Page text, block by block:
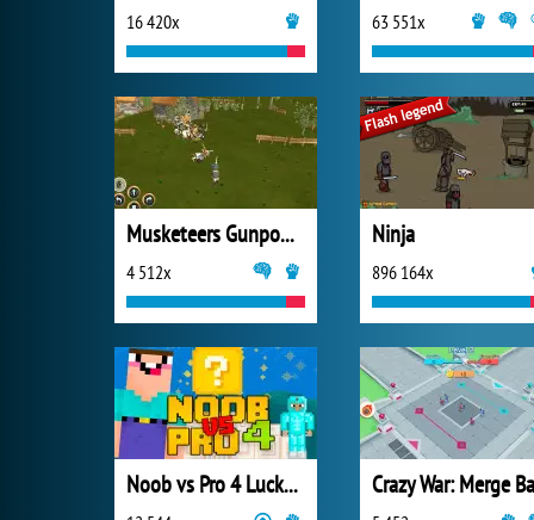
16 420x 63 551x
Musketeers Gunpowder vs Steel
4 512x
Ninja
896 164x
Noob vs Pro 4 Lucky Block